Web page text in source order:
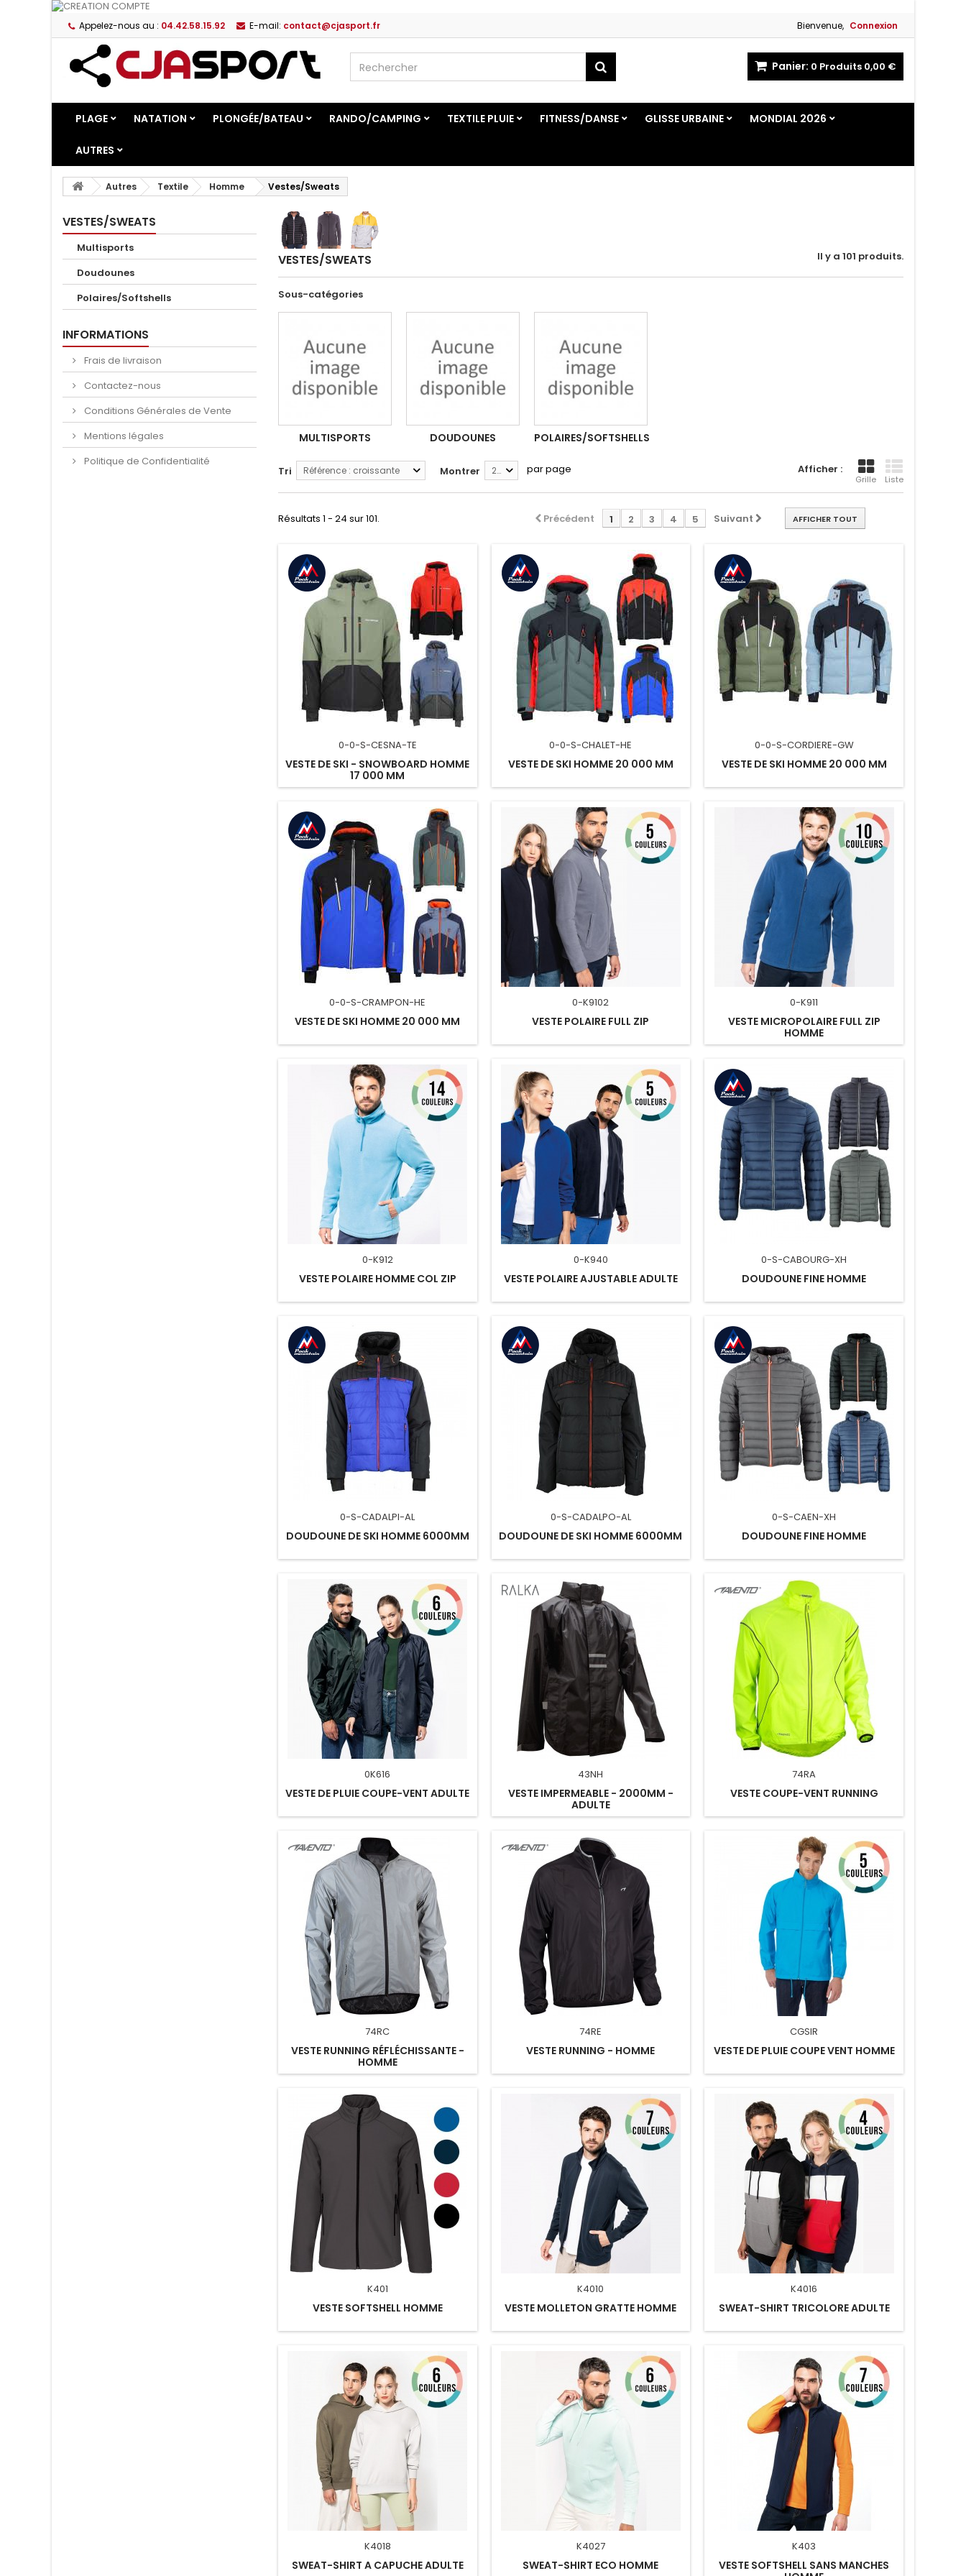
Bienvenue, Connexion
Appelez-nous au : 04.42.58.15.92 E-mail: contact@cjasport.fr
Panier: 0 Produits 0,00 €
PLAGE NATATION PLONGÉE/BATEAU RANDO/CAMPING TEXTILE PLUIE FITNESS/DANSE GLISSE URBAINE MONDIAL 2026
AUTRES
Autres Textile Homme Vestes/Sweats
VESTES/SWEATS
Multisports
Doudounes
Polaires/Softshells
INFORMATIONS
Frais de livraison
Contactez-nous
Conditions Générales de Vente
Mentions légales
Politique de Confidentialité
VESTES/SWEATS Il y a 101 produits.
Sous-catégories
MULTISPORTS DOUDOUNES POLAIRES/SOFTSHELLS
Afficher :
Grille Liste
Tri Référence : croissante Montrer 24 par page
AFFICHER TOUT
Précédent 1 2 3 4 5 Suivant
Résultats 1 - 24 sur 101.
0-0-S-CESNA-TE
VESTE DE SKI - SNOWBOARD HOMME
17 000 MM
0-0-S-CHALET-HE
VESTE DE SKI HOMME 20 000 MM
0-0-S-CORDIERE-GW
VESTE DE SKI HOMME 20 000 MM
0-0-S-CRAMPON-HE
VESTE DE SKI HOMME 20 000 MM
0-K9102
VESTE POLAIRE FULL ZIP
0-K911
VESTE MICROPOLAIRE FULL ZIP
HOMME
0-K912
VESTE POLAIRE HOMME COL ZIP
0-K940
VESTE POLAIRE AJUSTABLE ADULTE
0-S-CABOURG-XH
DOUDOUNE FINE HOMME
0-S-CADALPI-AL
DOUDOUNE DE SKI HOMME 6000MM
0-S-CADALPO-AL
DOUDOUNE DE SKI HOMME 6000MM
0-S-CAEN-XH
DOUDOUNE FINE HOMME
0K616
VESTE DE PLUIE COUPE-VENT ADULTE
43NH
VESTE IMPERMEABLE - 2000MM -
ADULTE
74RA
VESTE COUPE-VENT RUNNING
74RC
VESTE RUNNING RÉFLÉCHISSANTE -
HOMME
74RE
VESTE RUNNING - HOMME
CGSIR
VESTE DE PLUIE COUPE VENT HOMME
K401
VESTE SOFTSHELL HOMME
K4010
VESTE MOLLETON GRATTE HOMME
K4016
SWEAT-SHIRT TRICOLORE ADULTE
K4018
SWEAT-SHIRT A CAPUCHE ADULTE
K4027
SWEAT-SHIRT ECO HOMME
K403
VESTE SOFTSHELL SANS MANCHES